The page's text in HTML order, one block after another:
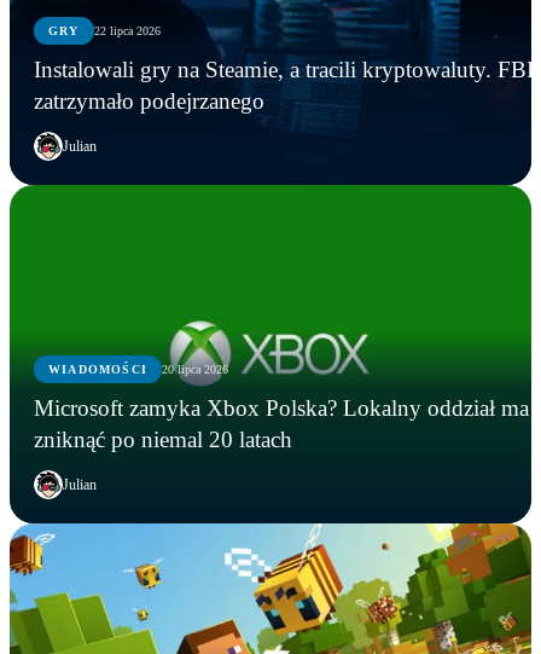
GRY 22 lipca 2026
Instalowali gry na Steamie, a tracili kryptowaluty. FBI
zatrzymało podejrzanego
Julian
WIADOMOŚCI 20 lipca 2026
Microsoft zamyka Xbox Polska? Lokalny oddział ma
zniknąć po niemal 20 latach
Julian